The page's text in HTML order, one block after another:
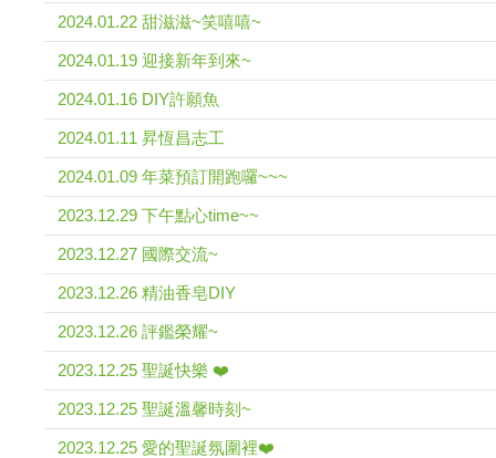
2024.01.22 甜滋滋~笑嘻嘻~
2024.01.19 迎接新年到來~
2024.01.16 DIY許願魚
2024.01.11 昇恆昌志工
2024.01.09 年菜預訂開跑囉~~~
2023.12.29 下午點心time~~
2023.12.27 國際交流~
2023.12.26 精油香皂DIY
2023.12.26 評鑑榮耀~
2023.12.25 聖誕快樂 ❤️
2023.12.25 聖誕溫馨時刻~
2023.12.25 愛的聖誕氛圍裡❤️